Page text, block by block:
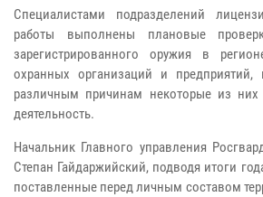
Специалистами подразделений
работы выполнены плановые
зарегистрированного оружия в
охранных организаций и предприятий,
различным причинам некоторые из
деятельность.
Начальник Главного управления
Степан Гайдаржийский, подводя итоги
поставленные перед личным составом